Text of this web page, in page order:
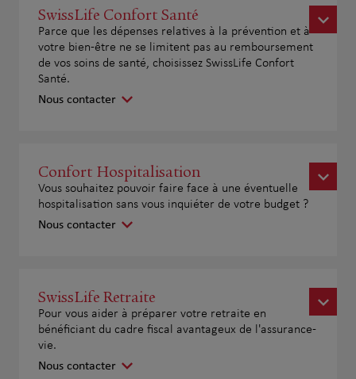
SwissLife Confort Santé
Parce que les dépenses relatives à la prévention et à
votre bien-être ne se limitent pas au remboursement
de vos soins de santé, choisissez SwissLife Confort
Santé.
Nous contacter
Confort Hospitalisation
Vous souhaitez pouvoir faire face à une éventuelle
hospitalisation sans vous inquiéter de votre budget ?
Nous contacter
SwissLife Retraite
Pour vous aider à préparer votre retraite en
bénéficiant du cadre fiscal avantageux de l'assurance-
vie.
Nous contacter